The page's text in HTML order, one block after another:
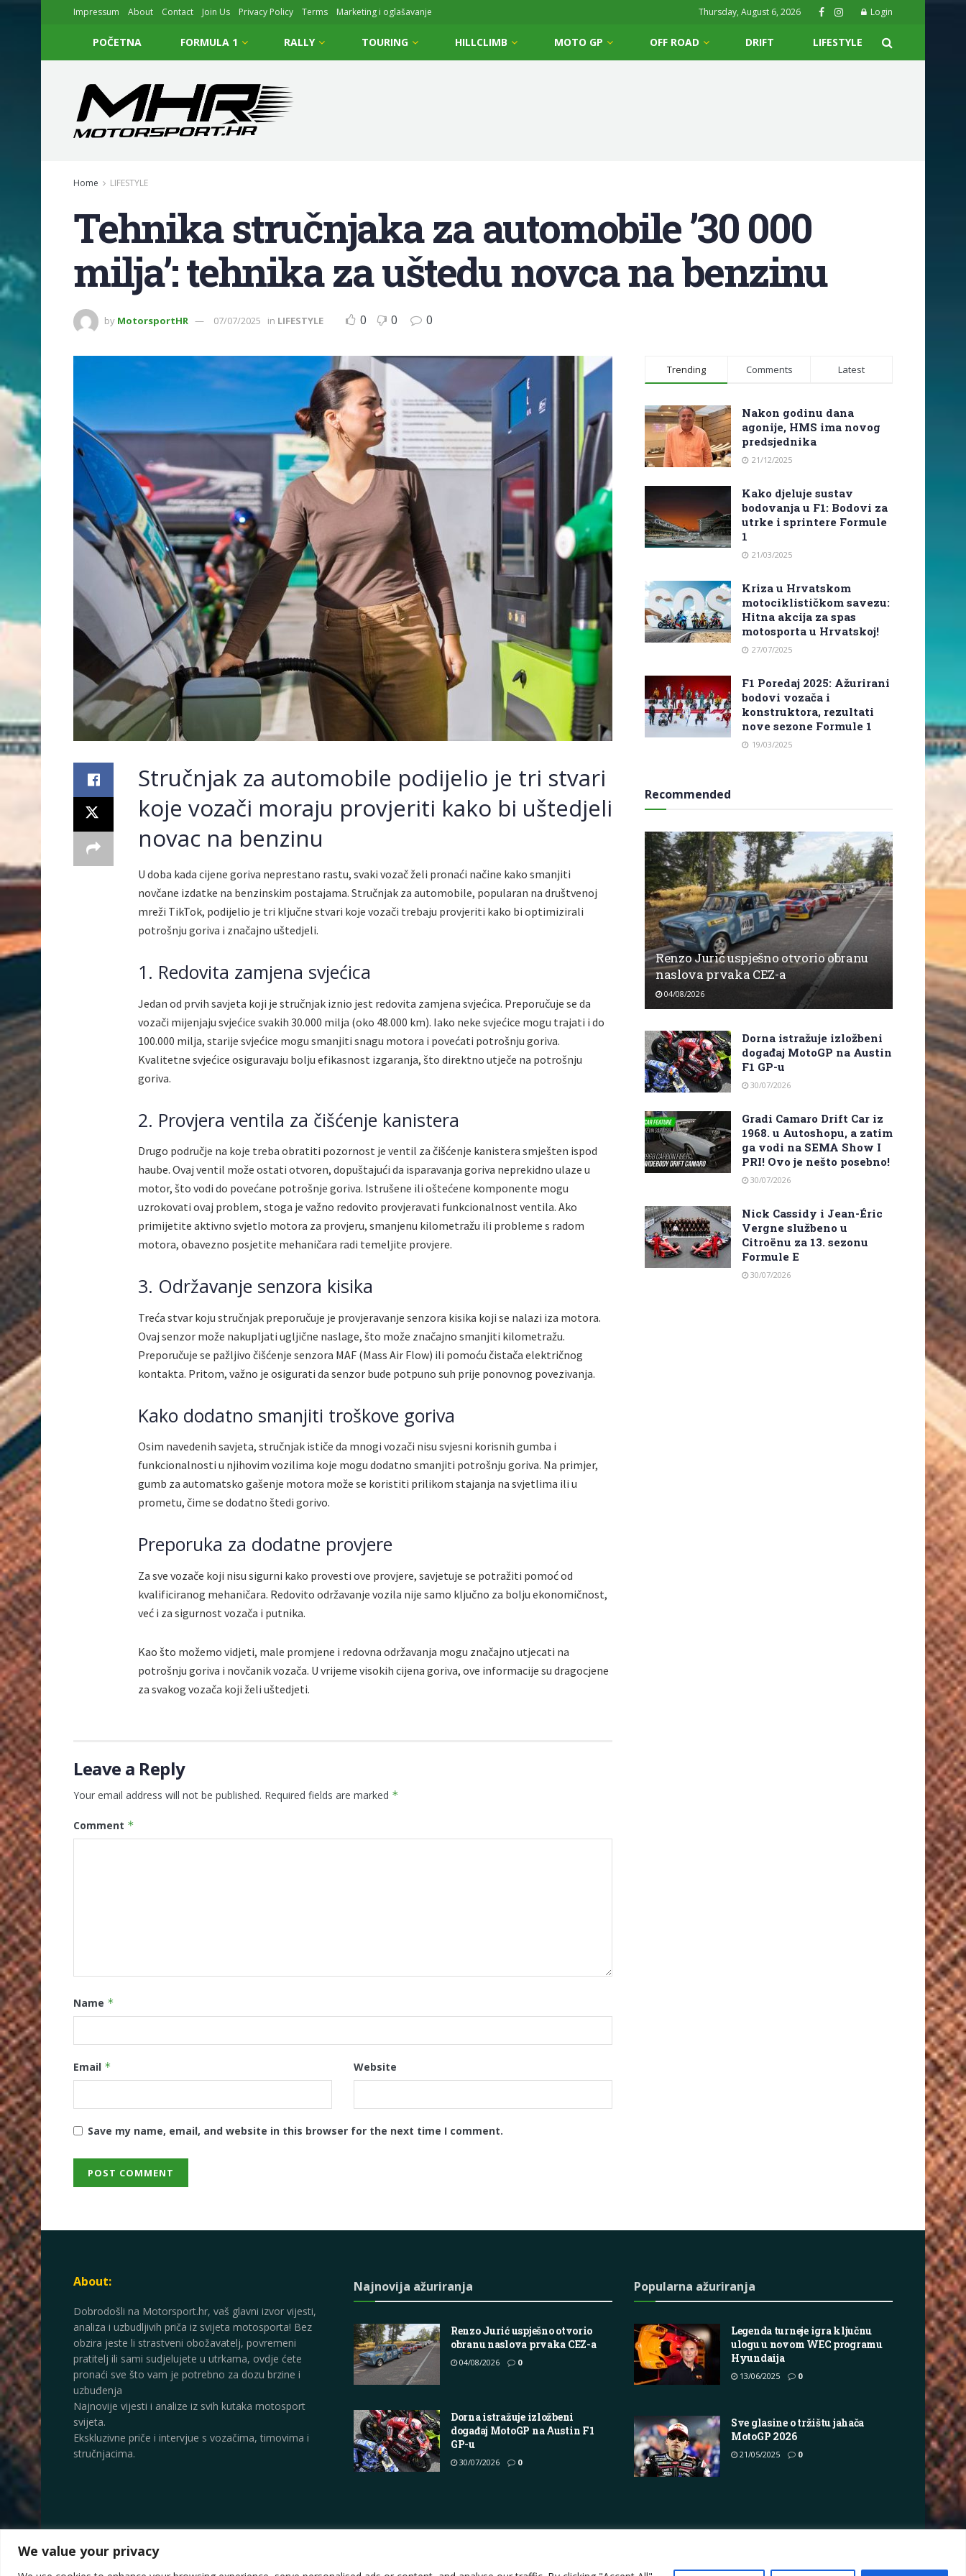
We value your privacy
Impressum About Contact Join Us Privacy Policy Terms Marketing i oglašavanje Thursday, August 6, 2026 Login
POČETNA FORMULA 1 RALLY TOURING HILLCLIMB MOTO GP OFF ROAD DRIFT LIFESTYLE
Home LIFESTYLE
Tehnika stručnjaka za automobile ’30 000
milja’: tehnika za uštedu novca na benzinu
by MotorsportHR 07/07/2025 in LIFESTYLE 0 0 0
Stručnjak za automobile podijelio je tri stvari
koje vozači moraju provjeriti kako bi uštedjeli
novac na benzinu
U doba kada cijene goriva neprestano rastu, svaki vozač želi pronaći načine kako smanjiti
novčane izdatke na benzinskim postajama. Stručnjak za automobile, popularan na društvenoj
mreži TikTok, podijelio je tri ključne stvari koje vozači trebaju provjeriti kako bi optimizirali
potrošnju goriva i značajno uštedjeli.
1. Redovita zamjena svjećica
Jedan od prvih savjeta koji je stručnjak iznio jest redovita zamjena svjećica. Preporučuje se da
vozači mijenjaju svjećice svakih 30.000 milja (oko 48.000 km). Iako neke svjećice mogu trajati i do
100.000 milja, starije svjećice mogu smanjiti snagu motora i povećati potrošnju goriva.
Kvalitetne svjećice osiguravaju bolju efikasnost izgaranja, što direktno utječe na potrošnju
goriva.
2. Provjera ventila za čišćenje kanistera
Drugo područje na koje treba obratiti pozornost je ventil za čišćenje kanistera smješten ispod
haube. Ovaj ventil može ostati otvoren, dopuštajući da isparavanja goriva neprekidno ulaze u
motor, što vodi do povećane potrošnje goriva. Istrušene ili oštećene komponente mogu
uzrokovati ovaj problem, stoga je važno redovito provjeravati funkcionalnost ventila. Ako
primijetite aktivno svjetlo motora za provjeru, smanjenu kilometražu ili probleme s radom
motora, obavezno posjetite mehaničara radi temeljite provjere.
3. Održavanje senzora kisika
Treća stvar koju stručnjak preporučuje je provjeravanje senzora kisika koji se nalazi iza motora.
Ovaj senzor može nakupljati ugljične naslage, što može značajno smanjiti kilometražu.
Preporučuje se pažljivo čišćenje senzora MAF (Mass Air Flow) ili pomoću čistača električnog
kontakta. Pritom, važno je osigurati da senzor bude potpuno suh prije ponovnog povezivanja.
Kako dodatno smanjiti troškove goriva
Osim navedenih savjeta, stručnjak ističe da mnogi vozači nisu svjesni korisnih gumba i
funkcionalnosti u njihovim vozilima koje mogu dodatno smanjiti potrošnju goriva. Na primjer,
gumb za automatsko gašenje motora može se koristiti prilikom stajanja na svjetlima ili u
prometu, čime se dodatno štedi gorivo.
Preporuka za dodatne provjere
Za sve vozače koji nisu sigurni kako provesti ove provjere, savjetuje se potražiti pomoć od
kvalificiranog mehaničara. Redovito održavanje vozila nije samo ključno za bolju ekonomičnost,
već i za sigurnost vozača i putnika.
Kao što možemo vidjeti, male promjene i redovna održavanja mogu značajno utjecati na
potrošnju goriva i novčanik vozača. U vrijeme visokih cijena goriva, ove informacije su dragocjene
za svakog vozača koji želi uštedjeti.
Leave a Reply
Your email address will not be published. Required fields are marked *
Comment *
Name *
Email * Website
Save my name, email, and website in this browser for the next time I comment.
Trending Comments Latest
Nakon godinu dana
agonije, HMS ima novog
predsjednika
21/12/2025
Kako djeluje sustav
bodovanja u F1: Bodovi za
utrke i sprintere Formule
1
21/03/2025
Kriza u Hrvatskom
motociklističkom savezu:
Hitna akcija za spas
motosporta u Hrvatskoj!
27/07/2025
F1 Poredaj 2025: Ažurirani
bodovi vozača i
konstruktora, rezultati
nove sezone Formule 1
19/03/2025
Recommended
Renzo Jurić uspješno otvorio obranu
naslova prvaka CEZ-a
04/08/2026
Dorna istražuje izložbeni
događaj MotoGP na Austin
F1 GP-u
30/07/2026
Gradi Camaro Drift Car iz
1968. u Autoshopu, a zatim
ga vodi na SEMA Show I
PRI! Ovo je nešto posebno!
30/07/2026
Nick Cassidy i Jean-Éric
Vergne službeno u
Citroënu za 13. sezonu
Formule E
30/07/2026
About:
Dobrodošli na Motorsport.hr, vaš glavni izvor vijesti,
analiza i uzbudljivih priča iz svijeta motosporta! Bez
obzira jeste li strastveni obožavatelj, povremeni
pratitelj ili sami sudjelujete u utrkama, ovdje ćete
pronaći sve što vam je potrebno za dozu brzine i
uzbuđenja
Najnovije vijesti i analize iz svih kutaka motosport
svijeta.
Ekskluzivne priče i intervjue s vozačima, timovima i
stručnjacima.
Najnovija ažuriranja
Renzo Jurić uspješno otvorio
obranu naslova prvaka CEZ-a
04/08/2026 0
Dorna istražuje izložbeni
događaj MotoGP na Austin F1
GP-u
30/07/2026 0
Popularna ažuriranja
Legenda turneje igra ključnu
ulogu u novom WEC programu
Hyundaija
13/06/2025 0
Sve glasine o tržištu jahača
MotoGP 2026
21/05/2025 0
Privacy Policy Terms Marketing i oglašavanje